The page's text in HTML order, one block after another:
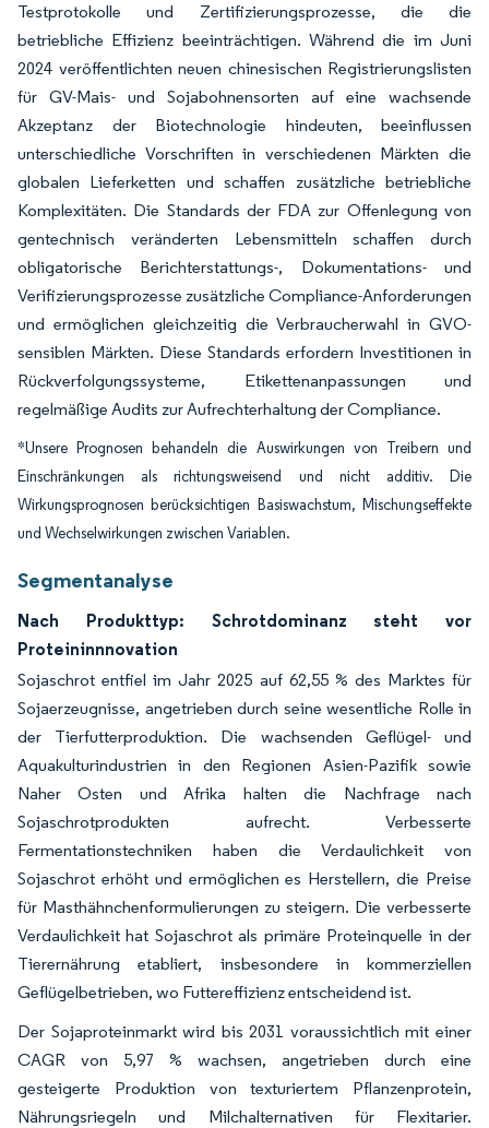
Testprotokolle und Zertifizierungsprozesse, die die
betriebliche Effizienz beeinträchtigen. Während die im Juni
2024 veröffentlichten neuen chinesischen Registrierungslisten
für GV-Mais- und Sojabohnensorten auf eine wachsende
Akzeptanz der Biotechnologie hindeuten, beeinflussen
unterschiedliche Vorschriften in verschiedenen Märkten die
globalen Lieferketten und schaffen zusätzliche betriebliche
Komplexitäten. Die Standards der FDA zur Offenlegung von
gentechnisch veränderten Lebensmitteln schaffen durch
obligatorische Berichterstattungs-, Dokumentations- und
Verifizierungsprozesse zusätzliche Compliance-Anforderungen
und ermöglichen gleichzeitig die Verbraucherwahl in GVO-
sensiblen Märkten. Diese Standards erfordern Investitionen in
Rückverfolgungssysteme, Etikettenanpassungen und
regelmäßige Audits zur Aufrechterhaltung der Compliance.
*Unsere Prognosen behandeln die Auswirkungen von Treibern und
Einschränkungen als richtungsweisend und nicht additiv. Die
Wirkungsprognosen berücksichtigen Basiswachstum, Mischungseffekte
und Wechselwirkungen zwischen Variablen.
Segmentanalyse
Nach Produkttyp: Schrotdominanz steht vor
Proteininnnovation
Sojaschrot entfiel im Jahr 2025 auf 62,55 % des Marktes für
Sojaerzeugnisse, angetrieben durch seine wesentliche Rolle in
der Tierfutterproduktion. Die wachsenden Geflügel- und
Aquakulturindustrien in den Regionen Asien-Pazifik sowie
Naher Osten und Afrika halten die Nachfrage nach
Sojaschrotprodukten aufrecht. Verbesserte
Fermentationstechniken haben die Verdaulichkeit von
Sojaschrot erhöht und ermöglichen es Herstellern, die Preise
für Masthähnchenformulierungen zu steigern. Die verbesserte
Verdaulichkeit hat Sojaschrot als primäre Proteinquelle in der
Tierernährung etabliert, insbesondere in kommerziellen
Geflügelbetrieben, wo Futtereffizienz entscheidend ist.
Der Sojaproteinmarkt wird bis 2031 voraussichtlich mit einer
CAGR von 5,97 % wachsen, angetrieben durch eine
gesteigerte Produktion von texturiertem Pflanzenprotein,
Nährungsriegeln und Milchalternativen für Flexitarier.